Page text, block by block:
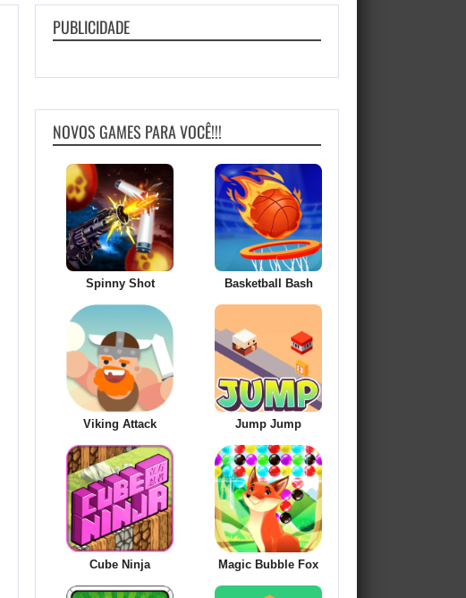
PUBLICIDADE
NOVOS GAMES PARA VOCÊ!!!
Spinny Shot Basketball Bash
Viking Attack Jump Jump
Cube Ninja Magic Bubble Fox